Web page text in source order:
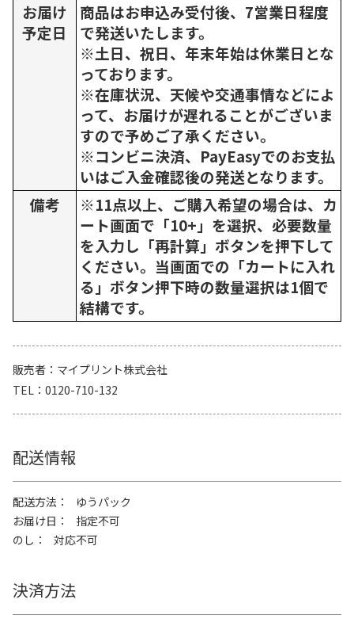
お届け
予定日
商品はお申込み受付後、7営業日程度
で発送いたします。
※土日、祝日、年末年始は休業日とな
っております。
※在庫状況、天候や交通事情などによ
って、お届けが遅れることがございま
すので予めご了承ください。
※コンビニ決済、PayEasyでのお支払
いはご入金確認後の発送となります。
備考
※11点以上、ご購入希望の場合は、カ
ート画面で「10+」を選択、必要数量
を入力し「再計算」ボタンを押下して
ください。当画面での「カートに入れ
る」ボタン押下時の数量選択は1個で
結構です。
販売者
マイプリント株式会社
TEL
0120-710-132
配送情報
配送方法
ゆうパック
お届け日
指定不可
のし
対応不可
決済方法